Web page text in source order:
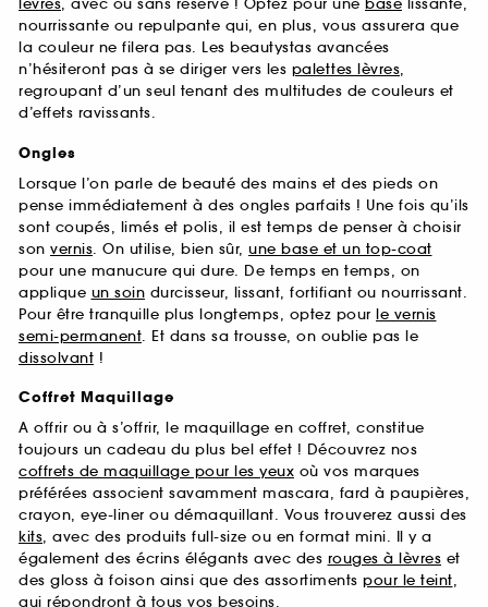
lèvres, avec ou sans réserve ! Optez pour une base lissante,
nourrissante ou repulpante qui, en plus, vous assurera que
la couleur ne filera pas. Les beautystas avancées
n’hésiteront pas à se diriger vers les palettes lèvres,
regroupant d’un seul tenant des multitudes de couleurs et
d’effets ravissants.
Ongles
Lorsque l’on parle de beauté des mains et des pieds on
pense immédiatement à des ongles parfaits ! Une fois qu’ils
sont coupés, limés et polis, il est temps de penser à choisir
son vernis. On utilise, bien sûr, une base et un top-coat
pour une manucure qui dure. De temps en temps, on
applique un soin durcisseur, lissant, fortifiant ou nourrissant.
Pour être tranquille plus longtemps, optez pour le vernis
semi-permanent. Et dans sa trousse, on oublie pas le
dissolvant !
Coffret Maquillage
A offrir ou à s’offrir, le maquillage en coffret, constitue
toujours un cadeau du plus bel effet ! Découvrez nos
coffrets de maquillage pour les yeux où vos marques
préférées associent savamment mascara, fard à paupières,
crayon, eye-liner ou démaquillant. Vous trouverez aussi des
kits, avec des produits full-size ou en format mini. Il y a
également des écrins élégants avec des rouges à lèvres et
des gloss à foison ainsi que des assortiments pour le teint,
qui répondront à tous vos besoins.